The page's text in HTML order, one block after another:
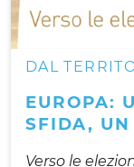
DAL
EUROPA:
SFIDA, UN
Verso le